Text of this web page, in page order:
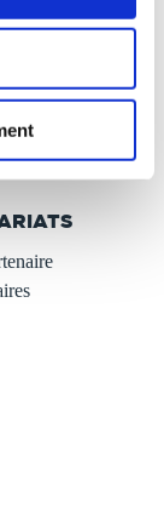
-42%
-30%
partagez 5€
de fidélité